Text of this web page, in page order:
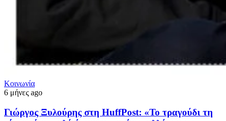
Κοινωνία
6 μήνες ago
Γιώργος Ξυλούρης στη HuffPost: «Το τραγούδι τη